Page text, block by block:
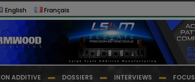
English Français
ADDITIVE DOSSIERS INTERVIEWS FOCUS